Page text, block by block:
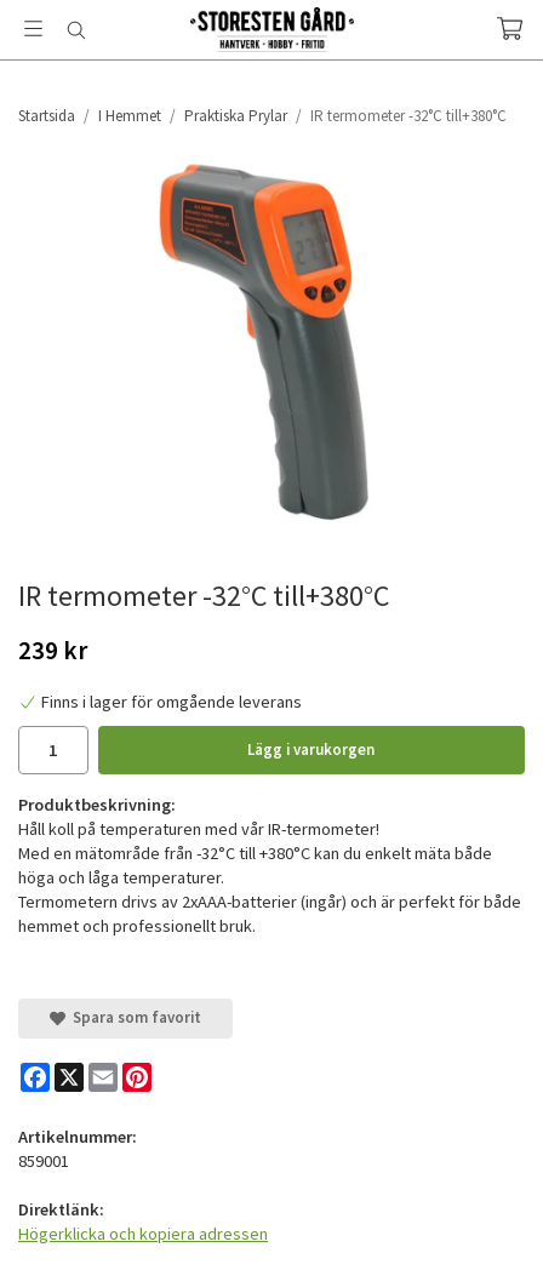
Startsida / I Hemmet / Praktiska Prylar / IR termometer -32°C till+380°C
IR termometer -32°C till+380°C
239 kr
Finns i lager för omgående leverans
Lägg i varukorgen
Produktbeskrivning:
Håll koll på temperaturen med vår IR-termometer!
Med en mätområde från -32°C till +380°C kan du enkelt mäta både
höga och låga temperaturer.
Termometern drivs av 2xAAA-batterier (ingår) och är perfekt för både
hemmet och professionellt bruk.
Spara som favorit
Facebook
X Email
Artikelnummer:
859001
Direktlänk:
Högerklicka och kopiera adressen